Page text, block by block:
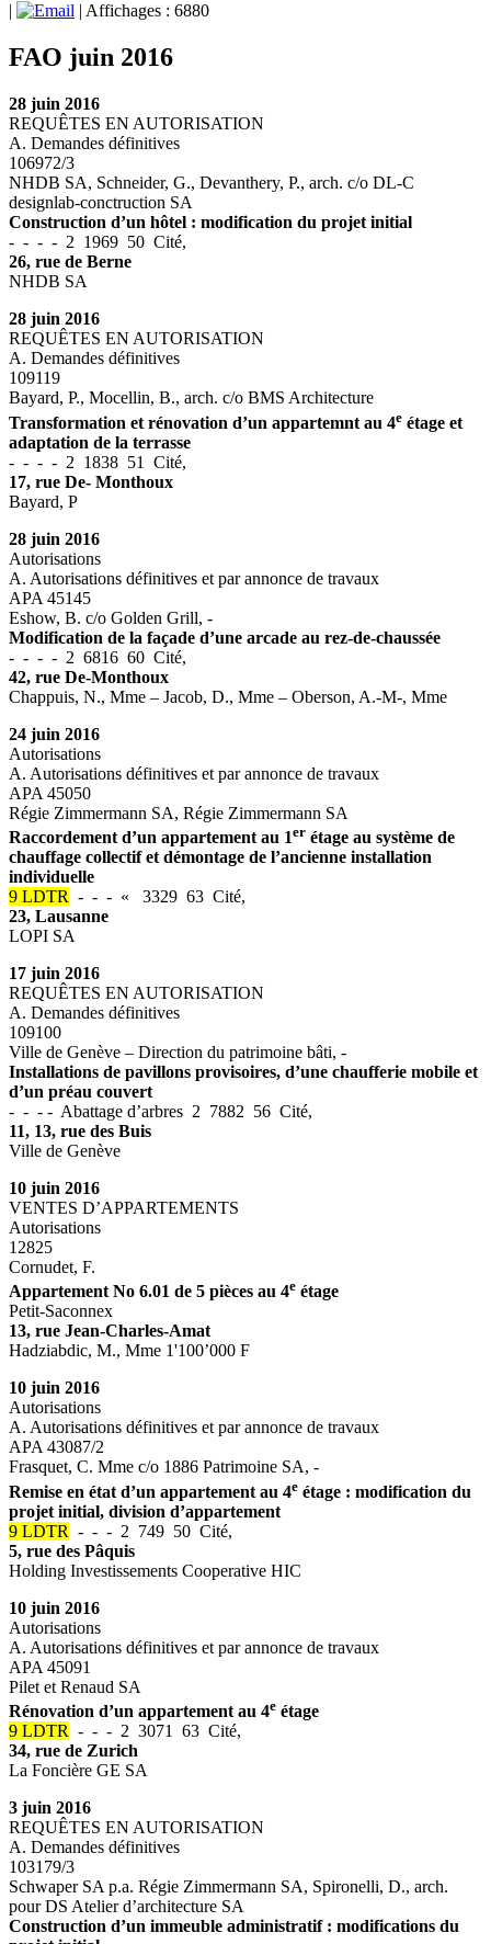
| Affichages : 6880
FAO juin 2016
28 juin 2016
REQUÊTES EN AUTORISATION
A. Demandes définitives
106972/3
NHDB SA, Schneider, G., Devanthery, P., arch. c/o DL-C
designlab-conctruction SA
Construction d’un hôtel : modification du projet initial
- - - - 2 1969 50 Cité,
26, rue de Berne
NHDB SA
28 juin 2016
REQUÊTES EN AUTORISATION
A. Demandes définitives
109119
Bayard, P., Mocellin, B., arch. c/o BMS Architecture
Transformation et rénovation d’un appartemnt au 4e étage et
adaptation de la terrasse
- - - - 2 1838 51 Cité,
17, rue De- Monthoux
Bayard, P
28 juin 2016
Autorisations
A. Autorisations définitives et par annonce de travaux
APA 45145
Eshow, B. c/o Golden Grill, -
Modification de la façade d’une arcade au rez-de-chaussée
- - - - 2 6816 60 Cité,
42, rue De-Monthoux
Chappuis, N., Mme – Jacob, D., Mme – Oberson, A.-M-, Mme
24 juin 2016
Autorisations
A. Autorisations définitives et par annonce de travaux
APA 45050
Régie Zimmermann SA, Régie Zimmermann SA
Raccordement d’un appartement au 1er étage au système de
chauffage collectif et démontage de l’ancienne installation
individuelle
9 LDTR - - - « 3329 63 Cité,
23, Lausanne
LOPI SA
17 juin 2016
REQUÊTES EN AUTORISATION
A. Demandes définitives
109100
Ville de Genève – Direction du patrimoine bâti, -
Installations de pavillons provisoires, d’une chaufferie mobile et
d’un préau couvert
- - - - Abattage d’arbres 2 7882 56 Cité,
11, 13, rue des Buis
Ville de Genève
10 juin 2016
VENTES D’APPARTEMENTS
Autorisations
12825
Cornudet, F.
Appartement No 6.01 de 5 pièces au 4e étage
Petit-Saconnex
13, rue Jean-Charles-Amat
Hadziabdic, M., Mme 1'100’000 F
10 juin 2016
Autorisations
A. Autorisations définitives et par annonce de travaux
APA 43087/2
Frasquet, C. Mme c/o 1886 Patrimoine SA, -
Remise en état d’un appartement au 4e étage : modification du
projet initial, division d’appartement
9 LDTR - - - 2 749 50 Cité,
5, rue des Pâquis
Holding Investissements Cooperative HIC
10 juin 2016
Autorisations
A. Autorisations définitives et par annonce de travaux
APA 45091
Pilet et Renaud SA
Rénovation d’un appartement au 4e étage
9 LDTR - - - 2 3071 63 Cité,
34, rue de Zurich
La Foncière GE SA
3 juin 2016
REQUÊTES EN AUTORISATION
A. Demandes définitives
103179/3
Schwaper SA p.a. Régie Zimmermann SA, Spironelli, D., arch.
pour DS Atelier d’architecture SA
Construction d’un immeuble administratif : modifications du